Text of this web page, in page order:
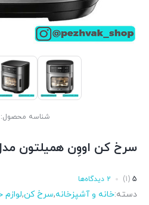
شناسه محصول:
سرخ کن اووِن همیلتون مدل
5
(1) 2 دیدگاه‌ها
دسته:خانه و آشپزخانه,سرخ کن,